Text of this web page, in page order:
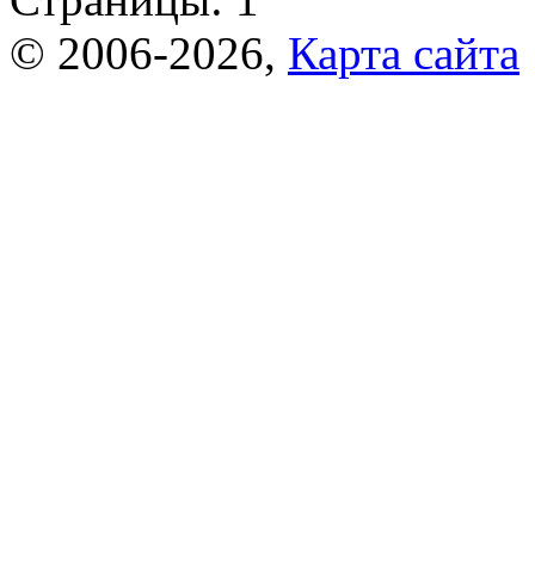
© 2006-2026, Карта сайта